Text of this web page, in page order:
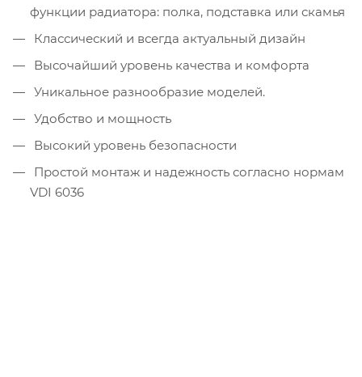
функции радиатора: полка, подставка или скамья
Классический и всегда актуальный дизайн
Высочайший уровень качества и комфорта
Уникальное разнообразие моделей.
Удобство и мощность
Высокий уровень безопасности
Простой монтаж и надежность согласно нормам
VDI 6036